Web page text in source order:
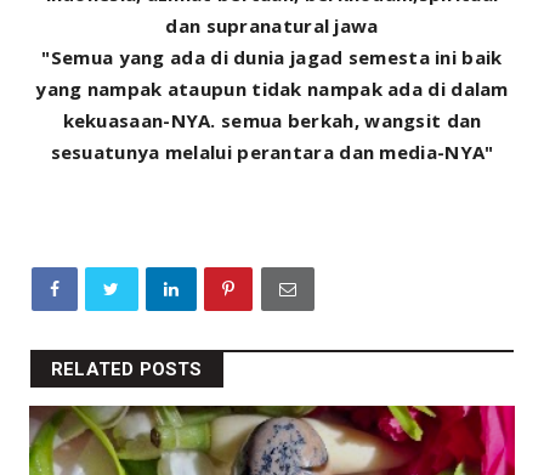
dan supranatural jawa
"Semua yang ada di dunia jagad semesta ini baik
yang nampak ataupun tidak nampak ada di dalam
kekuasaan-NYA. semua berkah, wangsit dan
sesuatunya melalui perantara dan media-NYA"
RELATED POSTS